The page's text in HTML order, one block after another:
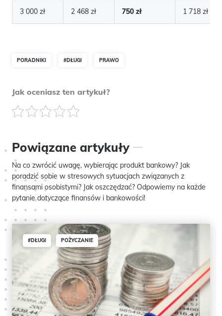
3 000 zł 2 468 zł 750 zł 1 718 zł
PORADNIKI #DŁUGI PRAWO
Jak oceniasz ten artykuł?
Powiązane artykuły
Na co zwrócić uwagę, wybierając produkt bankowy? Jak
poradzić sobie w stresowych sytuacjach związanych z
finansami osobistymi? Jak oszczędzać? Odpowiemy na każde
pytanie dotyczące finansów i bankowości!
#DŁUGI POŻYCZANIE